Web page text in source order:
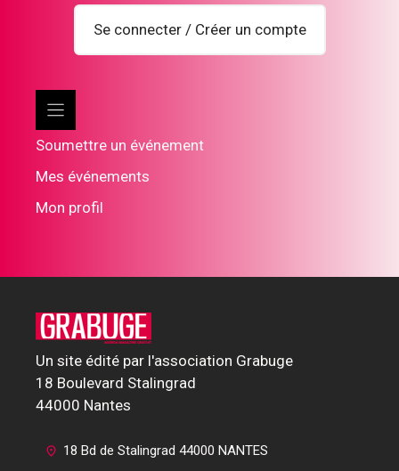
Se connecter / Créer un compte
Soumettre un événement
Mes événements
Mon profil
Un site édité par l'association Grabuge
18 Boulevard Stalingrad
44000 Nantes
18 Bd de Stalingrad 44000 NANTES